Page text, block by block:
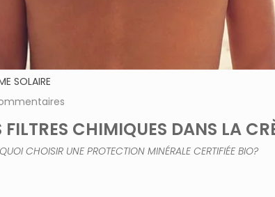
SOLAIRE
FILTRES CHIMIQUES DANS LA
CHOISIR UNE PROTECTION MINÉRALE CERTIFIÉE BIO?